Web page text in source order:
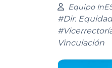
Equipo
#Dir.
Vinculación